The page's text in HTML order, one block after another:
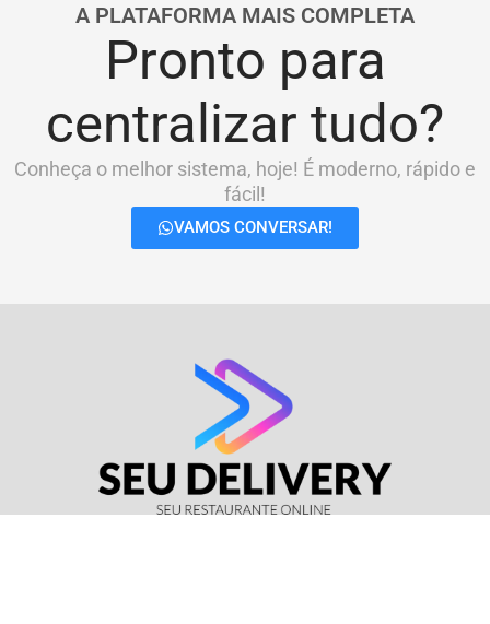
A PLATAFORMA MAIS COMPLETA
Pronto para
centralizar tudo?
Conheça o melhor sistema, hoje! É moderno, rápido e
fácil!
VAMOS CONVERSAR!